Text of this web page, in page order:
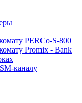
PERCo-S-800
Promix - Bank
каналу